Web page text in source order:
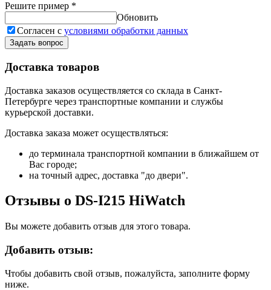
Решите пример *
Обновить
Согласен с условиями обработки данных
Задать вопрос
Доставка товаров
Доставка заказов осуществляется со склада в Санкт-
Петербурге через транспортные компании и службы
курьерской доставки.
Доставка заказа может осуществляться:
до терминала транспортной компании в ближайшем от
Вас городе;
на точный адрес, доставка "до двери".
Отзывы о DS-I215 HiWatch
Вы можете добавить отзыв для этого товара.
Добавить отзыв:
Чтобы добавить свой отзыв, пожалуйста, заполните форму
ниже.